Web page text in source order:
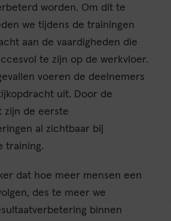
worden. Om dit te
we tijdens de trainingen
aan de vaardigheden die
te zijn op de werkvloer.
voeren de deelnemers
uit. Door de
zijn de eerste
al zichtbaar bij
training.
dat hoe meer mensen een
des te meer we
binnen